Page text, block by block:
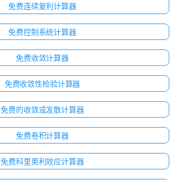
免费连续复利计算器
免费控制系统计算器
免费收敛计算器
免费收敛性检验计算器
免费的收敛或发散计算器
免费卷积计算器
免费科里奥利效应计算器